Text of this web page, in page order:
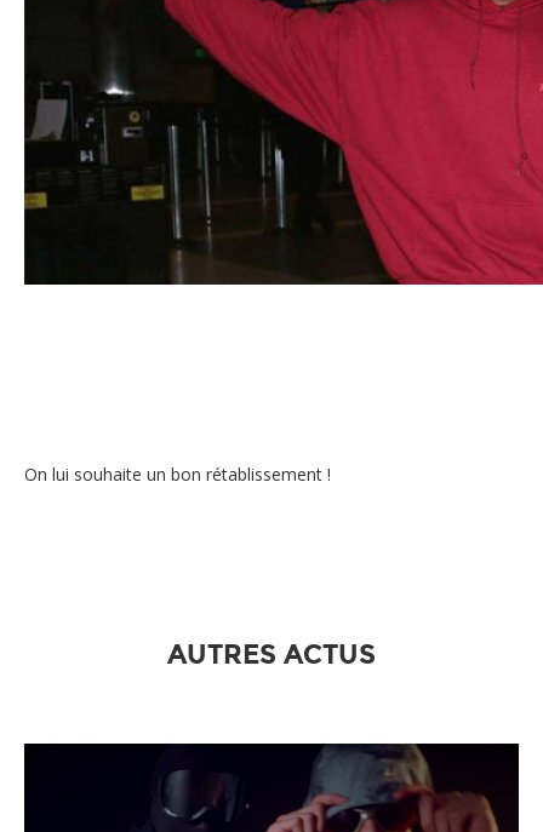
On lui souhaite un bon rétablissement !
AUTRES ACTUS